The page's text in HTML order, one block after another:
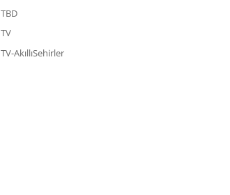
TBD
TV
TV-AkıllıSehirler